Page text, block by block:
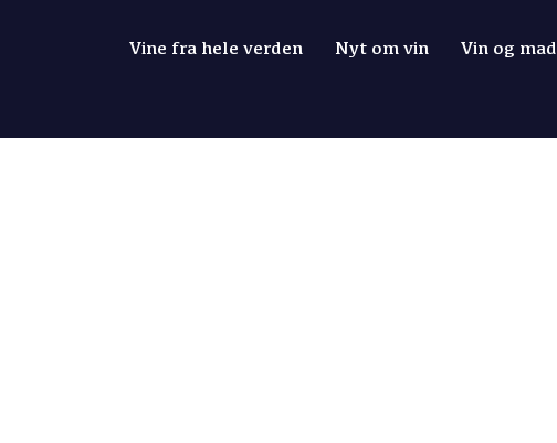
Vine fra hele verden Nyt om vin Vin og mad